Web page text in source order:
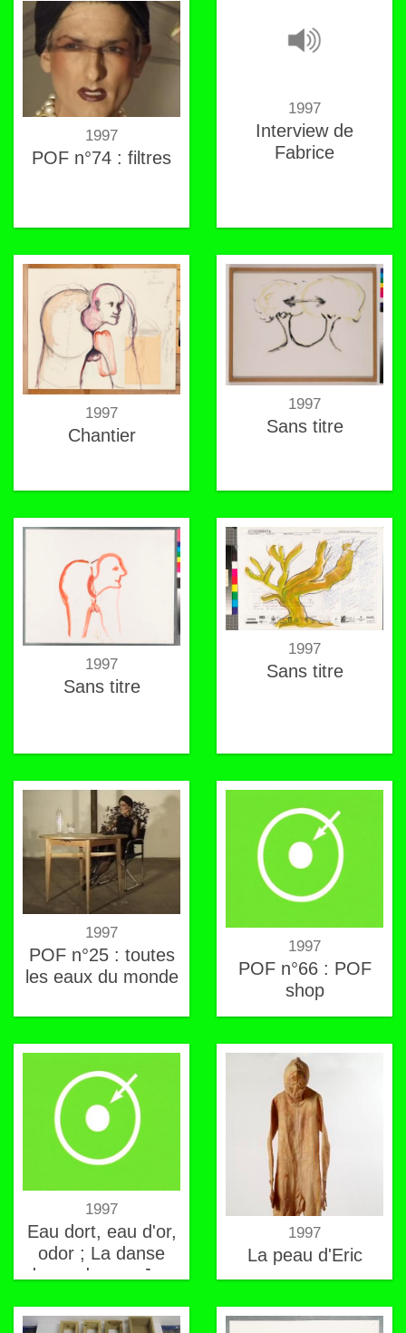
1997
POF n°74 : filtres
1997
Interview de
Fabrice
1997
Chantier
1997
Sans titre
1997
Sans titre
1997
Sans titre
1997
POF n°25 : toutes
les eaux du monde
1997
POF n°66 : POF
shop
1997
Eau dort, eau d'or,
odor ; La danse
des cadreurs. Jour
1997
La peau d'Eric